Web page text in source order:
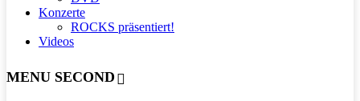
Konzerte
ROCKS präsentiert!
Videos
MENU SECOND